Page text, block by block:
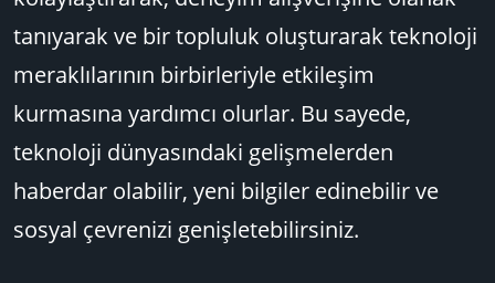
tanıyarak ve bir topluluk oluşturarak teknoloji
meraklılarının birbirleriyle etkileşim
kurmasına yardımcı olurlar. Bu sayede,
teknoloji dünyasındaki gelişmelerden
haberdar olabilir, yeni bilgiler edinebilir ve
sosyal çevrenizi genişletebilirsiniz.